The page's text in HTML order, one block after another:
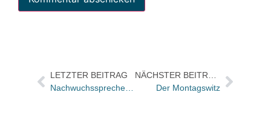
LETZTER BEITRAG
Nachwuchssprecher der Buchbranche: „Auch junge Menschen haben Interesse an der Politik!“
Der Montagswitz